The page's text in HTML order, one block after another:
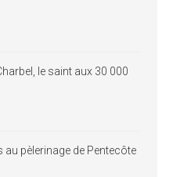
le saint aux 30 000
pèlerinage de Pentecôte